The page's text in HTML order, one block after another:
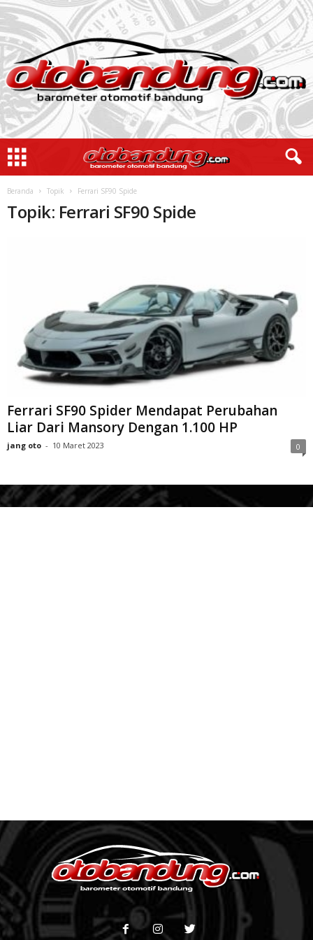
Beranda Topik Ferrari SF90 Spide
Topik: Ferrari SF90 Spide
Ferrari SF90 Spider Mendapat Perubahan
Liar Dari Mansory Dengan 1.100 HP
jang oto - 10 Maret 2023 0